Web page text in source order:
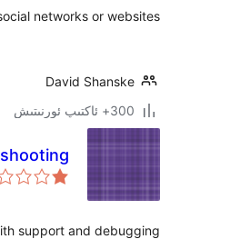
networks or websites.
David Shanske
300+ ئاكتىپ ئورنىتىش
support and debugging.